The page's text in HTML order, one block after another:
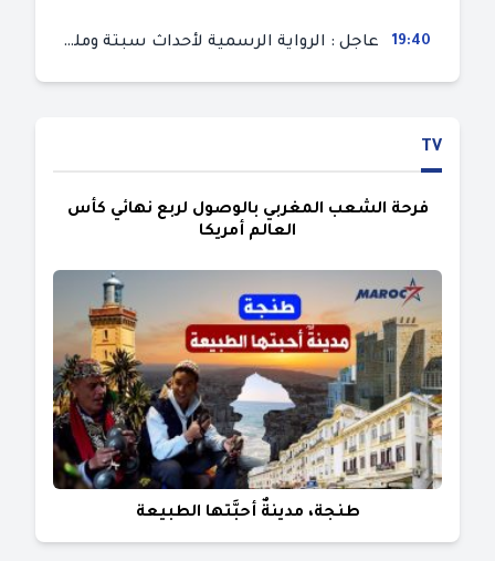
19:40 عاجل : الرواية الرسمية لأحداث سبتة ومليلية المحتلتين (وزارة الداخلية)
TV
فرحة الشعب المغربي بالوصول لربع نهائي كأس
العالم أمريكا
طنجة، مدينةٌ أحبَّتها الطبيعة